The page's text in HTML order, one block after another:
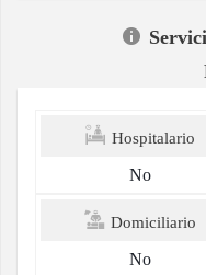
Hospitalario
No
Domiciliario
No